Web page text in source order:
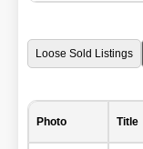
Loose Sold Listings
Photo Title